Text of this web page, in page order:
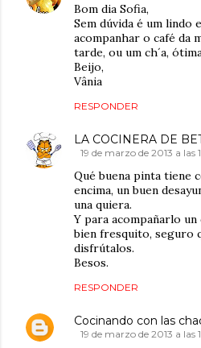
Bom dia Sofia,
Sem dúvida é um lindo
acompanhar o café da
tarde, ou um ch´a,
Beijo,
Vânia
RESPONDER
LA COCINERA DE
19 de marzo de 2013 a las
Qué buena pinta tiene
encima, un buen
una quiera.
Y para acompañarlo
bien fresquito, seguro
disfrútalos.
Besos.
RESPONDER
Cocinando con las
19 de marzo de 2013 a las